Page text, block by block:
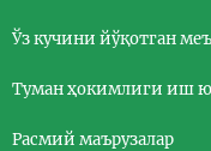
Ўз кучини йўқотган
Туман ҳокимлиги иш
Расмий маърузалар